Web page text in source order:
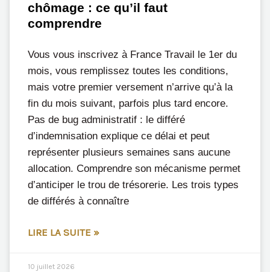
chômage : ce qu’il faut
comprendre
Vous vous inscrivez à France Travail le 1er du
mois, vous remplissez toutes les conditions,
mais votre premier versement n’arrive qu’à la
fin du mois suivant, parfois plus tard encore.
Pas de bug administratif : le différé
d’indemnisation explique ce délai et peut
représenter plusieurs semaines sans aucune
allocation. Comprendre son mécanisme permet
d’anticiper le trou de trésorerie. Les trois types
de différés à connaître
LIRE LA SUITE »
10 juillet 2026